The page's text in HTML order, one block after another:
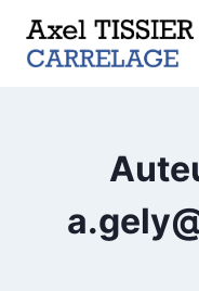
contenu